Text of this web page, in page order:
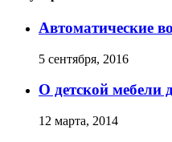
Автоматические
5 сентября, 2016
О детской мебели
12 марта, 2014